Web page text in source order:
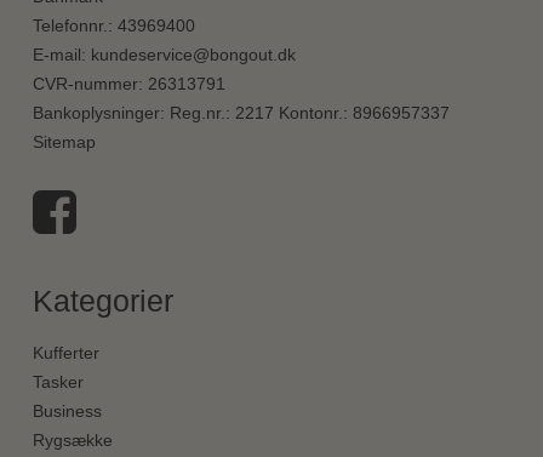
Telefonnr. : 43969400
E-mail: kundeservice@bongout.dk
CVR-nummer: 26313791
Bankoplysninger: Reg.nr.: 2217 Kontonr.: 8966957337
Sitemap
Kategorier
Kufferter
Tasker
Business
Rygsække